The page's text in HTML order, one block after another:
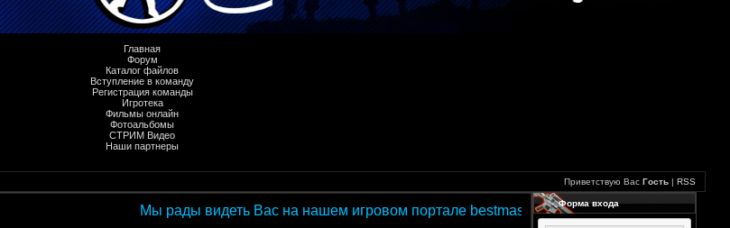
Главная
Форум
Каталог файлов
Вступление в команду
Регистрация команды
Игротека
Фильмы онлайн
Фотоальбомы
СТРИМ Видео
Наши партнеры
Приветствую Вас Гость | RSS
Мы рады видеть Вас на нашем игровом портале bestmasterportal.ruФорма входа